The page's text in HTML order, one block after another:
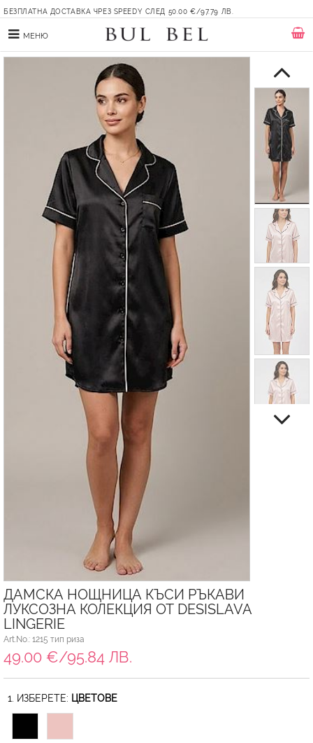
БЕЗПЛАТНА ДОСТАВКА ЧРЕЗ SPEEDY СЛЕД 50.00 €/97.79 ЛВ.
МЕНЮ
ДАМСКА НОЩНИЦА КЪСИ РЪКАВИ
ЛУКСОЗНА КОЛЕКЦИЯ ОТ DESISLAVA
LINGERIE
Art.No.: 1215 тип риза
49.00 €/95.84 ЛВ.
1. ИЗБЕРЕТЕ: ЦВЕТОВЕ